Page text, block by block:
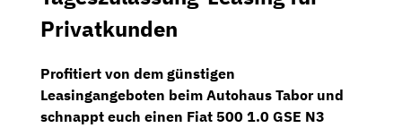
Privatkunden
Profitiert von dem günstigen
Leasingangeboten beim Autohaus Taborund
schnappt euch einen Fiat 500 1.0 GSE N3